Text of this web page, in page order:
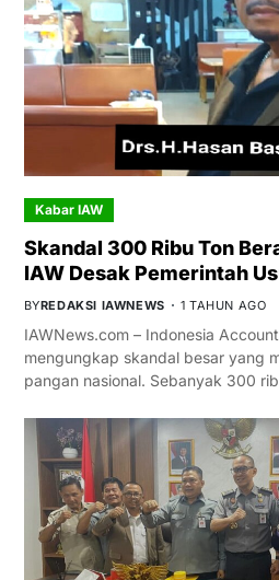
Kabar IAW
Skandal 300 Ribu Ton
IAW Desak Pemerintah
BYREDAKSI IAWNEWS 1 TAHUN AGO
IAWNews.com – Indonesia
mengungkap skandal besar yang
pangan nasional. Sebanyak 300